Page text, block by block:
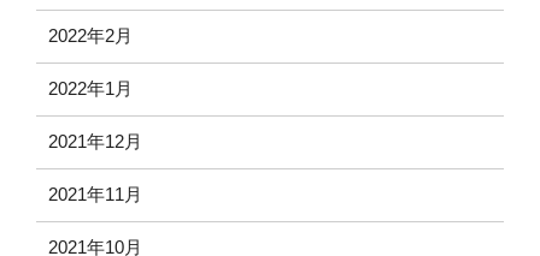
2022年2月
2022年1月
2021年12月
2021年11月
2021年10月